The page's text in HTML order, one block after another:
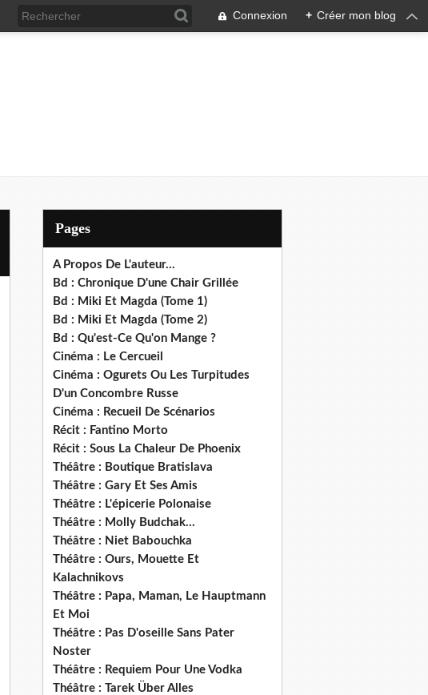
Connexion + Créer mon blog
Pages
A Propos De L'auteur...
Bd : Chronique D'une Chair Grillée
Bd : Miki Et Magda (Tome 1)
Bd : Miki Et Magda (Tome 2)
Bd : Qu'est-Ce Qu'on Mange ?
Cinéma : Le Cercueil
Cinéma : Ogurets Ou Les Turpitudes
D'un Concombre Russe
Cinéma : Recueil De Scénarios
Récit : Fantino Morto
Récit : Sous La Chaleur De Phoenix
Théâtre : Boutique Bratislava
Théâtre : Gary Et Ses Amis
Théâtre : L'épicerie Polonaise
Théâtre : Molly Budchak...
Théâtre : Niet Babouchka
Théâtre : Ours, Mouette Et
Kalachnikovs
Théâtre : Papa, Maman, Le Hauptmann
Et Moi
Théâtre : Pas D'oseille Sans Pater
Noster
Théâtre : Requiem Pour Une Vodka
Théâtre : Tarek Über Alles